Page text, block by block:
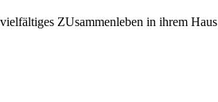
ZUsammenleben in ihrem Haus